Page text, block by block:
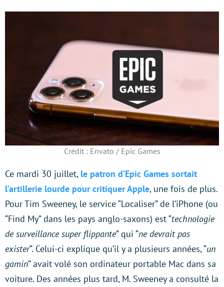
Crédit : Envato / Epic Games
Ce mardi 30 juillet, le patron d’Epic Games sortait
l’artillerie lourde pour critiquer Apple, une fois de plus.
Pour Tim Sweeney, le service “Localiser” de l’iPhone (ou
“Find My” dans les pays anglo-saxons) est “technologie
de surveillance super flippante” qui “ne devrait pas
exister“. Celui-ci explique qu’il y a plusieurs années, “un
gamin” avait volé son ordinateur portable Mac dans sa
voiture. Des années plus tard, M. Sweeney a consulté la